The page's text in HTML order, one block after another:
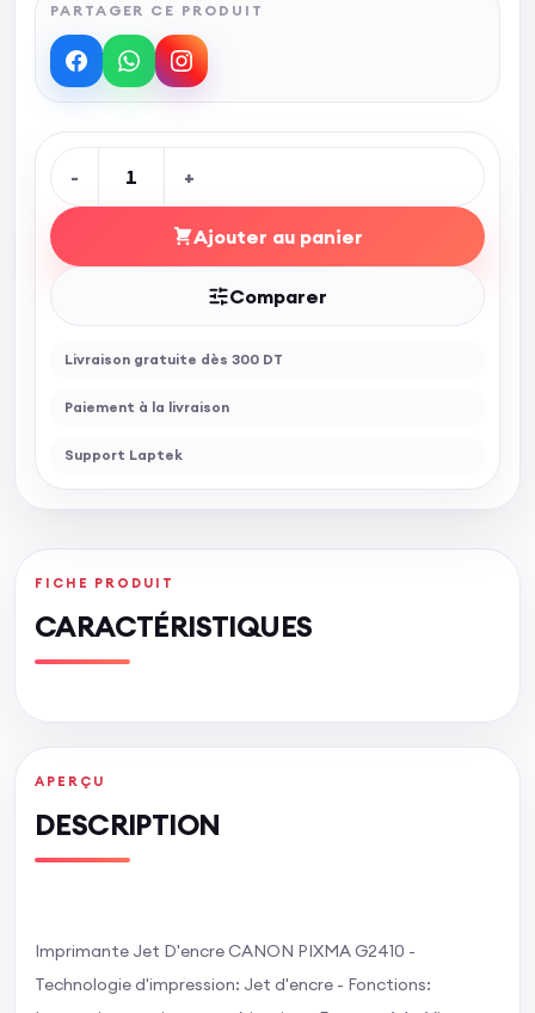
PARTAGER CE PRODUIT
- 1 +
Ajouter au panier
Comparer
Livraison gratuite dès 300 DT
Paiement à la livraison
Support Laptek
APERÇU
DESCRIPTION
Imprimante Jet D'encre CANON PIXMA G2410 -
Technologie d'impression: Jet d'encre - Fonctions:
FICHE PRODUIT
CARACTÉRISTIQUES